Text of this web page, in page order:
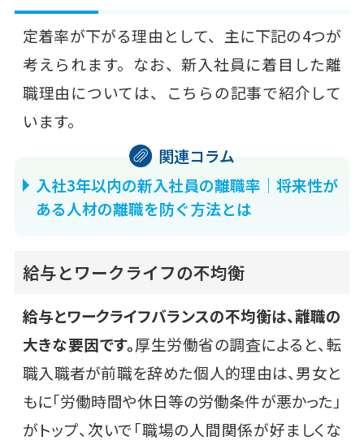
定着率が下がる理由として、主に下記の4つが
考えられます。なお、新入社員に着目した離
職理由については、こちらの記事で紹介して
います。
入社3年以内の新入社員の離職率｜将来性が
ある人材の離職を防ぐ方法とは
給与とワークライフの不均衡
給与とワークライフバランスの不均衡は、離職の
大きな要因です。厚生労働省の調査によると、転
職入職者が前職を辞めた個人的理由は、男女と
もに「労働時間や休日等の労働条件が悪かった」
がトップ、次いで「職場の人間関係が好ましくな